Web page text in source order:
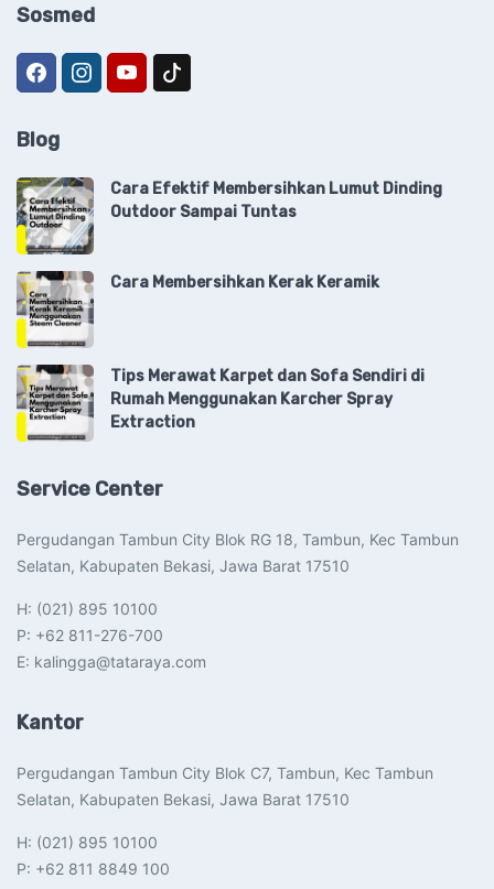
Sosmed
Blog
Cara Efektif Membersihkan Lumut Dinding
Outdoor Sampai Tuntas
Cara Membersihkan Kerak Keramik
Tips Merawat Karpet dan Sofa Sendiri di
Rumah Menggunakan Karcher Spray
Extraction
Service Center
Pergudangan Tambun City Blok RG 18, Tambun, Kec Tambun
Selatan, Kabupaten Bekasi, Jawa Barat 17510​
H: (021) 895 10100
P: +62 811-276-700
E: kalingga@tataraya.com
Kantor
Pergudangan Tambun City Blok C7, Tambun, Kec Tambun
Selatan, Kabupaten Bekasi, Jawa Barat 17510​
H: (021) 895 10100
P: +62 811 8849 100